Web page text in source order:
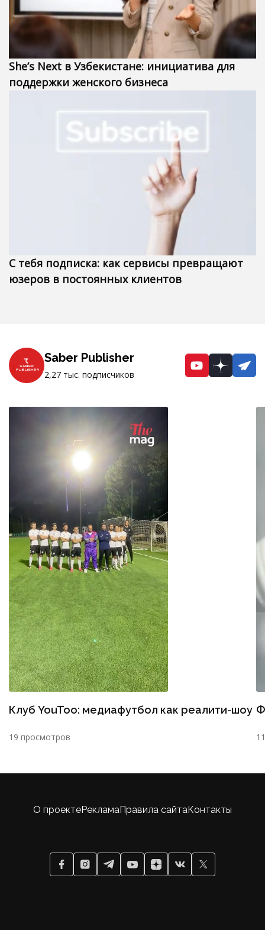
She’s Next в Узбекистане: инициатива для
поддержки женского бизнеса
С тебя подписка: как сервисы превращают
юзеров в постоянных клиентов
Saber Publisher
2,27 тыс. подписчиков
YouTubeDzen
Клуб YouToo: медиафутбол как реалити-шоу
19 просмотров
О проектеРекламаПравила сайтаКонтакты